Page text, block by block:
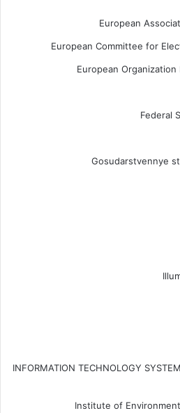
European
European Committee for
European
Federal
Gosudarstvennye
INFORMATION TECHNOLOGY
Institute of